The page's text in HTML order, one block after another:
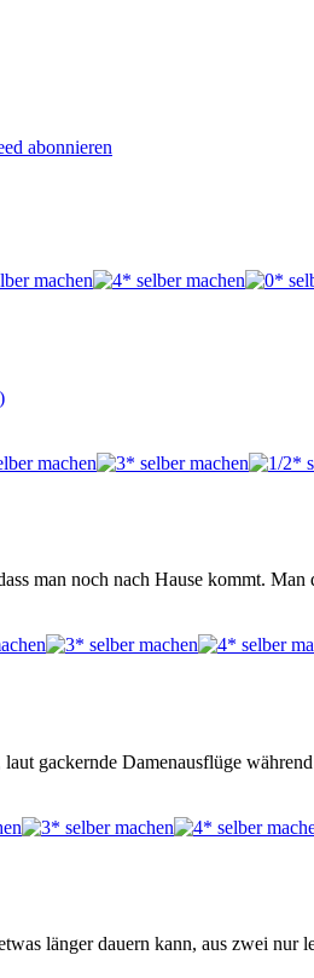
man noch nach Hause kommt.
gackernde Damenausflüge
länger dauern kann, aus zwei nur